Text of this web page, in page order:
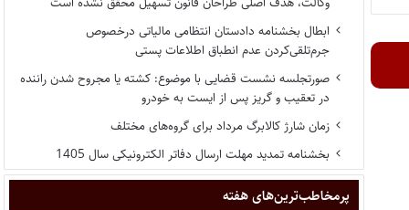
ابطال بخشنامه دادستان انتظامی مالیاتی درخصوص
جرم‌تلقی‌کردن عدم انطباق اطلاعات پستی
صورتجلسه نشست قضایی با موضوع: کشته یا مجروح شدن راننده
در تعقیب و گریز پس از ایست به خودرو
زمان شارژ کالابرگ مرداد برای گروه‌های مختلف
بخشنامه تمدید مهلت ارسال دفاتر الکترونیکی سال 1405
پر‌مخاطب‌ترین‌های هفته